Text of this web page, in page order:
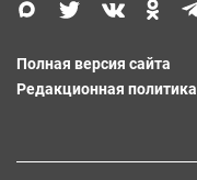
Полная версия сайта
Редакционная политика